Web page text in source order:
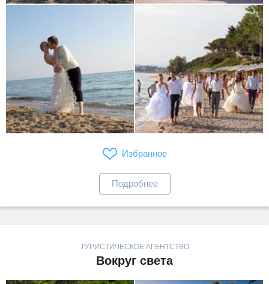
Избранное
Подробнее
ТУРИСТИЧЕСКОЕ АГЕНТСТВО
Вокруг света